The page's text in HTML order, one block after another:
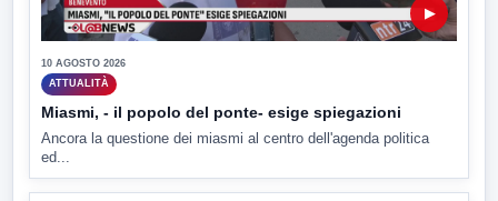
▶
10 AGOSTO 2026
ATTUALITÀ
Miasmi, - il popolo del ponte- esige spiegazioni
Ancora la questione dei miasmi al centro dell'agenda politica
ed...